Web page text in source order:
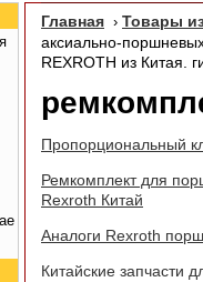
Главная › Товары
аксиально-
REXROTH из Китая.
Пропорциональный
Ремкомплект для
Rexroth Китай
Аналоги Rexroth
Китайские запчасти